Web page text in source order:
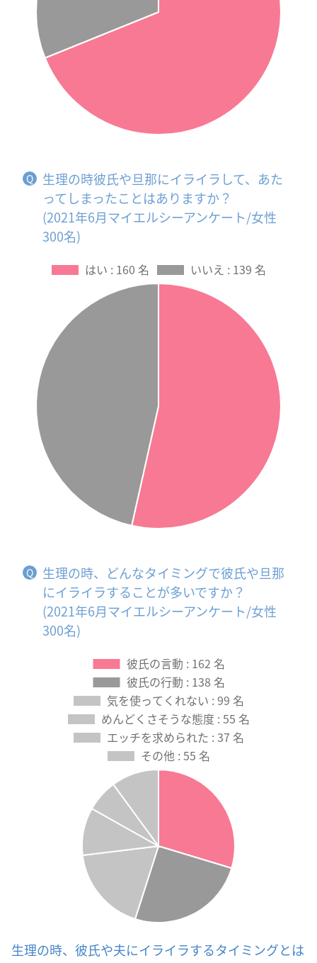
生理の時彼氏や旦那にイライラして、あた
ってしまったことはありますか？
(2021年6月マイエルシーアンケート/女性
300名)
生理の時、どんなタイミングで彼氏や旦那
にイライラすることが多いですか？
(2021年6月マイエルシーアンケート/女性
300名)
生理の時、彼氏や夫にイライラするタイミングとは